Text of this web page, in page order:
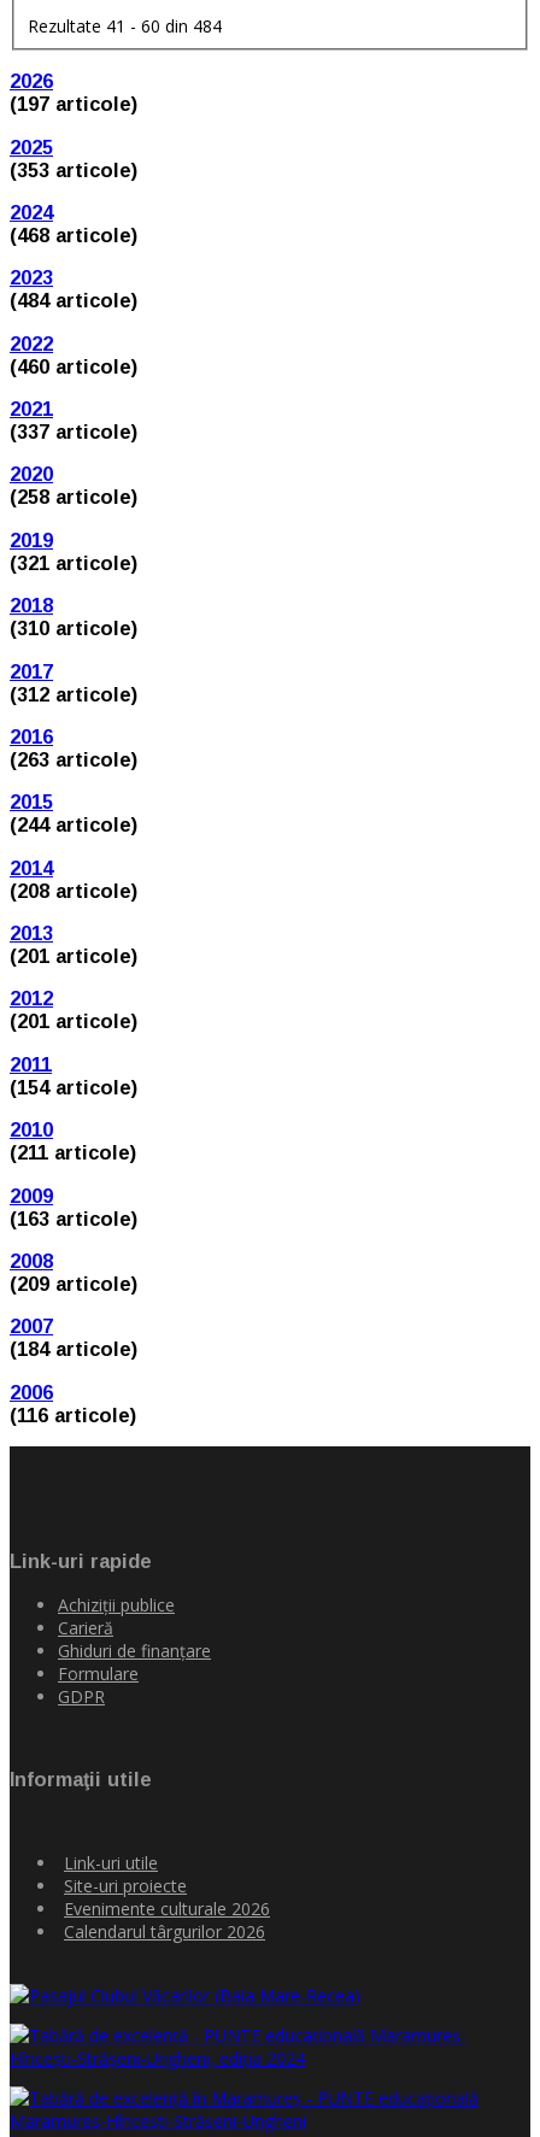
Rezultate 41 - 60 din 484
2026
(197 articole)
2025
(353 articole)
2024
(468 articole)
2023
(484 articole)
2022
(460 articole)
2021
(337 articole)
2020
(258 articole)
2019
(321 articole)
2018
(310 articole)
2017
(312 articole)
2016
(263 articole)
2015
(244 articole)
2014
(208 articole)
2013
(201 articole)
2012
(201 articole)
2011
(154 articole)
2010
(211 articole)
2009
(163 articole)
2008
(209 articole)
2007
(184 articole)
2006
(116 articole)
Link-uri rapide
Achiziţii publice
Carieră
Ghiduri de finanţare
Formulare
GDPR
Informaţii utile
Link-uri utile
Site-uri proiecte
Evenimente culturale 2026
Calendarul târgurilor 2026